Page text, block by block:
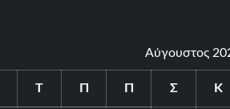
Αύγουστος
Τ Π Π Σ Κ